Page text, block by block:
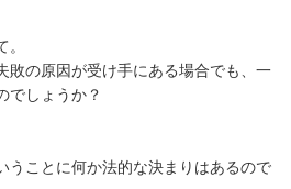
敗の原因が受け手にある場合でも、一
でしょうか？
うことに何か法的な決まりはあるので